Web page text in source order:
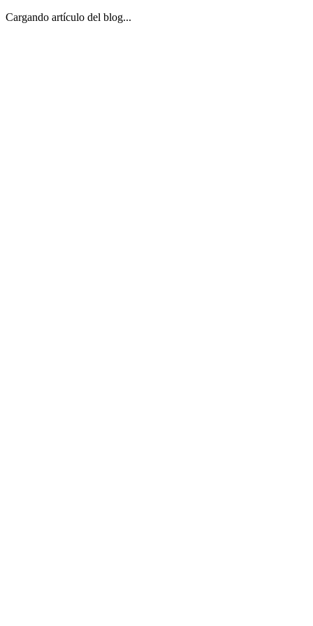
Cargando artículo del blog...